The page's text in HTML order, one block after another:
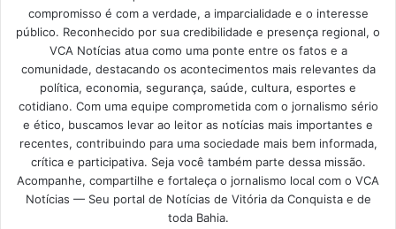
compromisso é com a verdade, a imparcialidade e o interesse
público. Reconhecido por sua credibilidade e presença regional, o
VCA Notícias atua como uma ponte entre os fatos e a
comunidade, destacando os acontecimentos mais relevantes da
política, economia, segurança, saúde, cultura, esportes e
cotidiano. Com uma equipe comprometida com o jornalismo sério
e ético, buscamos levar ao leitor as notícias mais importantes e
recentes, contribuindo para uma sociedade mais bem informada,
crítica e participativa. Seja você também parte dessa missão.
Acompanhe, compartilhe e fortaleça o jornalismo local com o VCA
Notícias — Seu portal de Notícias de Vitória da Conquista e de
toda Bahia.